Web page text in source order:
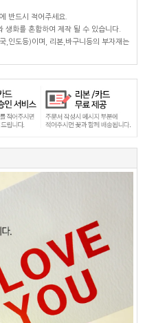
반드시 적어주세요.
화를 혼합하여 제작 될 수 있습니다.
,인도등)이며, 리본,바구니등의 부자재는